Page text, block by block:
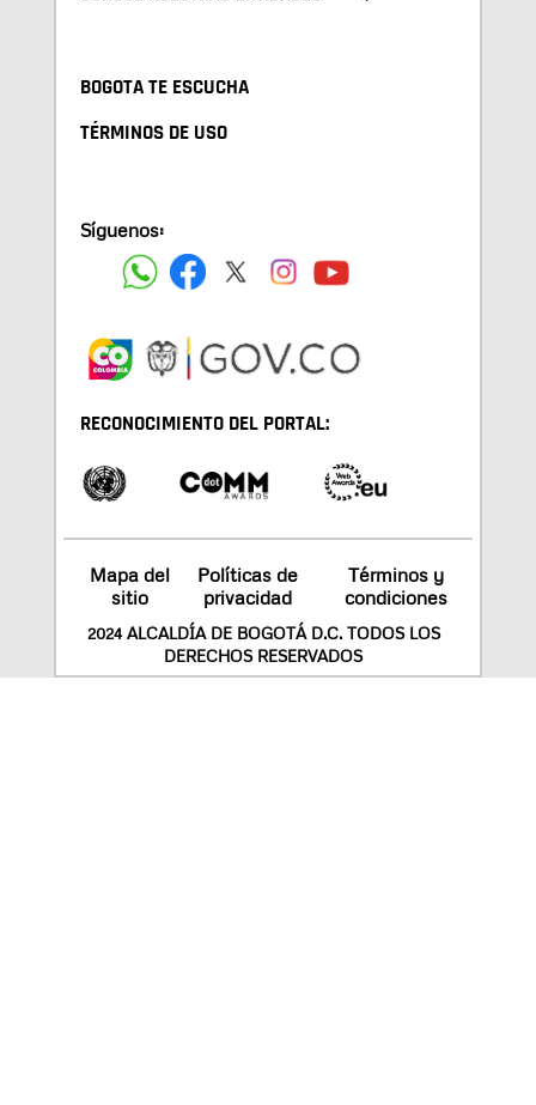
BOGOTA TE ESCUCHA
TÉRMINOS DE USO
Síguenos:
RECONOCIMIENTO DEL PORTAL:
Mapa del
sitio
Políticas de
privacidad
Términos y
condiciones
2024 ALCALDÍA DE BOGOTÁ D.C. TODOS LOS
DERECHOS RESERVADOS